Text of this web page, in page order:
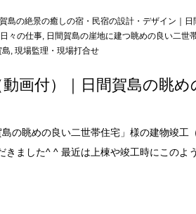
島の絶景の癒しの宿・民宿の設計・デザイン｜日
日々の仕事, 日間賀島の崖地に建つ眺めの良い二世
, 現場監理・現場打合せ
画付）｜日間賀島の眺め
の眺めの良い二世帯住宅」様の建物竣工
きました^ ^ 最近は上棟や竣工時にこのよ